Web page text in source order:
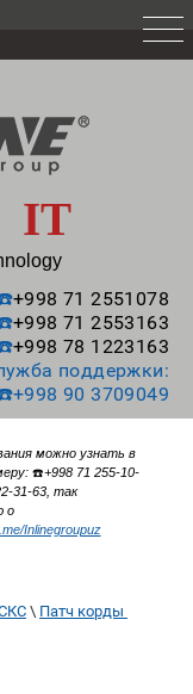
IT
+998 71 2551078
+998 71 2553163
+998 78 1223163
поддержки:
+998 90 3709049
можно узнать в
☎️+998 71 255-10-
31-63, так
о
Inlinegroupuz
\ Патч корды